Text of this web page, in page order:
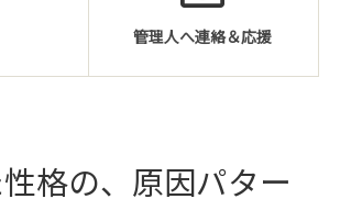
管理人へ連絡＆応援
格の、原因パター